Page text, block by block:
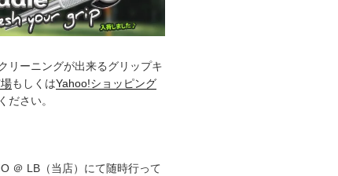
リーニングが出来るグリップキ
もしくはYahoo!ショッピング
ださい。
＠ LB（当店）にて随時行って